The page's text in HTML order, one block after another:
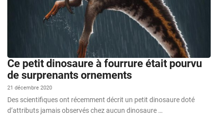
Ce petit dinosaure à fourrure était pourvu
de surprenants ornements
21 décembre 2020
Des scientifiques ont récemment décrit un petit dinosaure doté
d’attributs jamais observés chez aucun dinosaure …